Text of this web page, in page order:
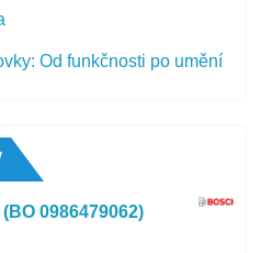
Od funkčnosti po umění
0986479062)